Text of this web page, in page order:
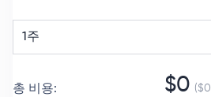
1주
총 비용: $0 ($0